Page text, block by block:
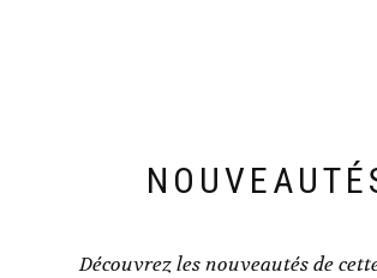
Découvrez les nouveautés de